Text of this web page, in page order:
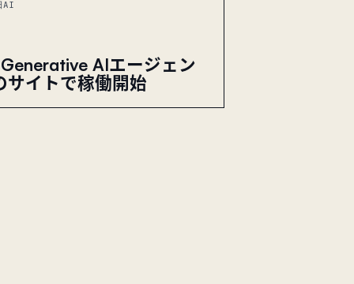
AI
AIエージェン
サイトで稼働開始